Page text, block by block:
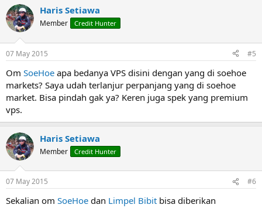
Haris Setiawa
Member Credit Hunter
07 May 2015 #5
Om SoeHoe apa bedanya VPS disini dengan yang di soehoe
markets? Saya udah terlanjur perpanjang yang di soehoe
market. Bisa pindah gak ya? Keren juga spek yang premium
vps.
Haris Setiawa
Member Credit Hunter
07 May 2015 #6
Sekalian om SoeHoe dan Limpel Bibit bisa diberikan